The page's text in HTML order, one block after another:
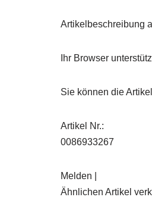
Artikelbeschreibung
Ihr Browser
Sie können die
Artikel Nr.:
0086933267
Melden |
Ähnlichen Artikel